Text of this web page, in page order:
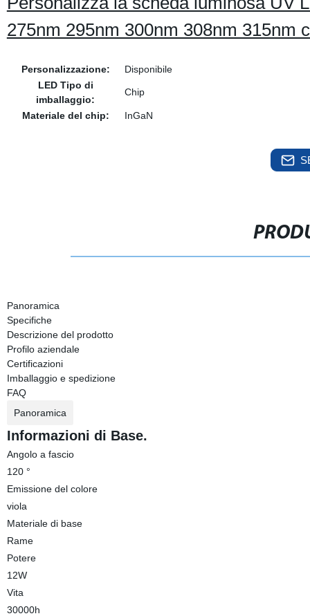
275nm 295nm 300nm 308nm 315nm
Personalizzazione:
Disponibile
LED Tipo di
imballaggio:
Chip
Materiale del chip: InGaN
Panoramica
Specifiche
Descrizione del prodotto
Profilo aziendale
Certificazioni
Imballaggio e spedizione
FAQ
Panoramica
Informazioni di Base.
Angolo a fascio
120 °
Emissione del colore
viola
Materiale di base
Rame
Potere
12W
Vita
30000h